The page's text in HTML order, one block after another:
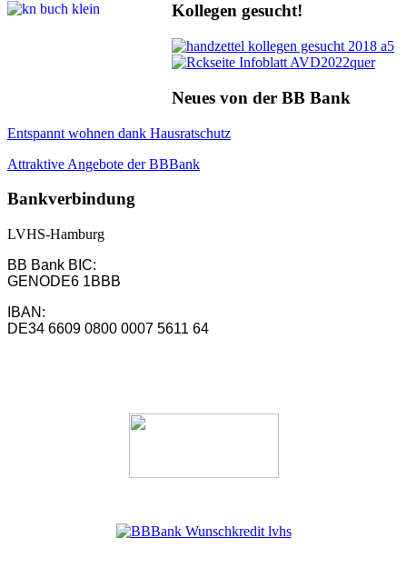
Kollegen gesucht!
Neues von der BB Bank
Entspannt wohnen dank Hausratschutz
Attraktive Angebote der BBBank
Bankverbindung
LVHS-Hamburg
BB Bank BIC:
GENODE6 1BBB
IBAN:
DE34 6609 0800 0007 5611 64